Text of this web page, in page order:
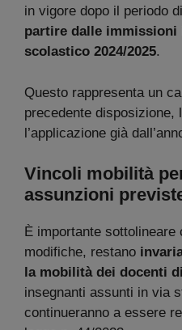
in vigore dopo il periodo
partire dalle immissioni
scolastico 2024/2025.
Questo rappresenta un
precedente disposizione,
l’applicazione già
Vincoli mobilità
assunzioni
È importante sottolineare
modifiche, restano
la mobilità dei docenti
insegnanti assunti in via
continueranno a essere